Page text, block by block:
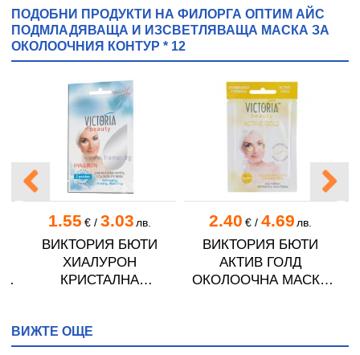
ПОДОБНИ ПРОДУКТИ НА ФИЛОРГА ОПТИМ АЙС
ПОДМЛАДЯВАЩА И ИЗСВЕТЛЯВАЩА МАСКА ЗА
ОКОЛООЧНИЯ КОНТУР * 12
И
1.55 €/ 3.03 лв.
ВИКТОРИЯ БЮТИ
ХИАЛУРОН
КРИСТАЛНА
БРЪЧКИ * 2
2.40 €/ 4.69 лв.
ВИКТОРИЯ БЮТИ
АКТИВ ГОЛД
ОКОЛООЧНА МАСКА
ВИЖТЕ ОЩЕ